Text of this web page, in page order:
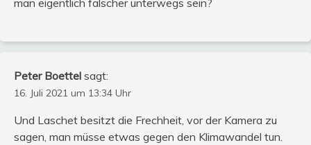
man eigentlich falscher unterwegs sein?
Peter Boettel sagt:
16. Juli 2021 um 13:34 Uhr
Und Laschet besitzt die Frechheit, vor der Kamera zu
sagen, man müsse etwas gegen den Klimawandel tun.